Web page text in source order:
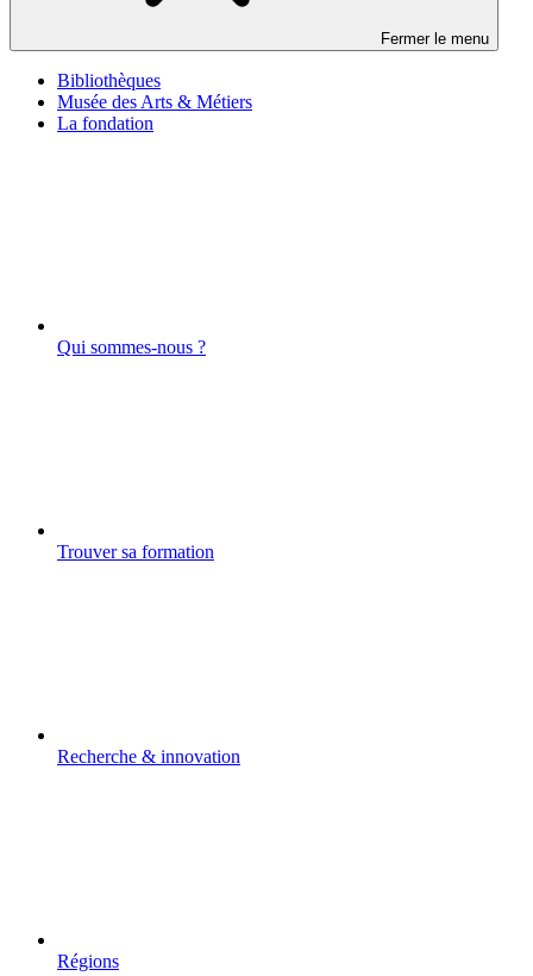
Fermer le menu
Bibliothèques
Musée des Arts & Métiers
La fondation
Qui sommes-nous ?
Trouver sa formation
Recherche & innovation
Régions